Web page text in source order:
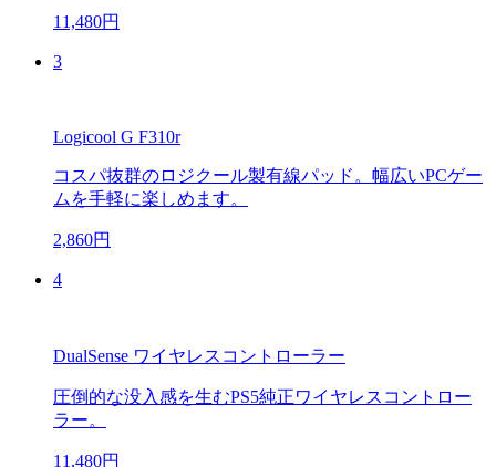
11,480円
3
Logicool G F310r
コスパ抜群のロジクール製有線パッド。幅広いPCゲー
ムを手軽に楽しめます。
2,860円
4
DualSense ワイヤレスコントローラー
圧倒的な没入感を生むPS5純正ワイヤレスコントロー
ラー。
11,480円